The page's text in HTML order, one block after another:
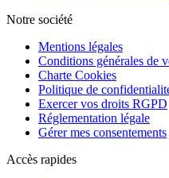
Notre société
Mentions légales
Conditions générales de
Charte Cookies
Politique de
Exercer vos droits RGPD
Réglementation légale
Gérer mes consentements
Accès rapides